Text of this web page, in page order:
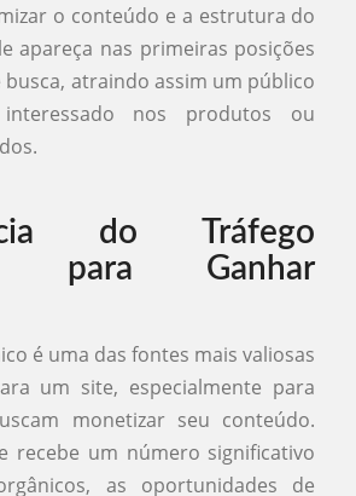
o conteúdo e a estrutura do
apareça nas primeiras posições
atraindo assim um público
nos produtos ou
do Tráfego
para Ganhar
é uma das fontes mais valiosas
um site, especialmente para
monetizar seu conteúdo.
recebe um número significativo
as oportunidades de